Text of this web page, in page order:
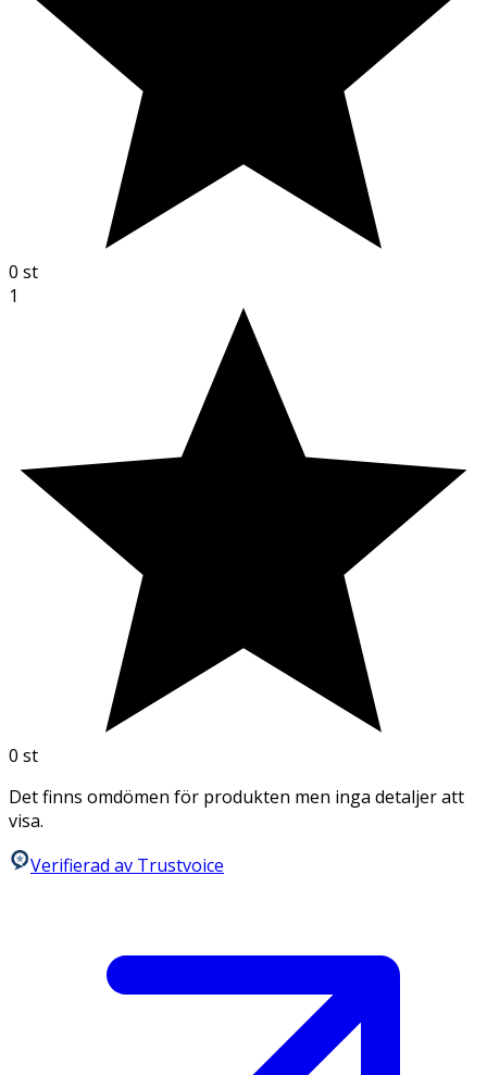
0 st
1
0 st
Det finns omdömen för produkten men inga detaljer att
visa.
Verifierad av Trustvoice